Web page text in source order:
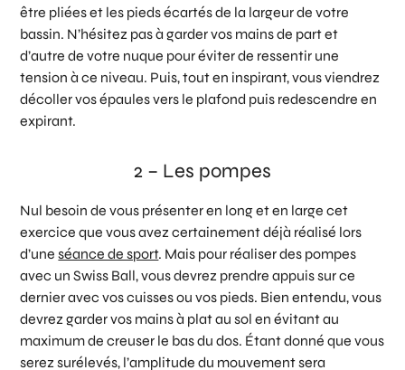
être pliées et les pieds écartés de la largeur de votre
bassin. N’hésitez pas à garder vos mains de part et
d’autre de votre nuque pour éviter de ressentir une
tension à ce niveau. Puis, tout en inspirant, vous viendrez
décoller vos épaules vers le plafond puis redescendre en
expirant.
2 – Les pompes
Nul besoin de vous présenter en long et en large cet
exercice que vous avez certainement déjà réalisé lors
d’uneséance de sport. Mais pour réaliser des pompes
avec un Swiss Ball, vous devrez prendre appuis sur ce
dernier avec vos cuisses ou vos pieds. Bien entendu, vous
devrez garder vos mains à plat au sol en évitant au
maximum de creuser le bas du dos. Étant donné que vous
serez surélevés, l’amplitude du mouvement sera